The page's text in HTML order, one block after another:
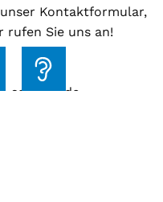
Kontaktformular,
rufen Sie uns an!
schmitz.de